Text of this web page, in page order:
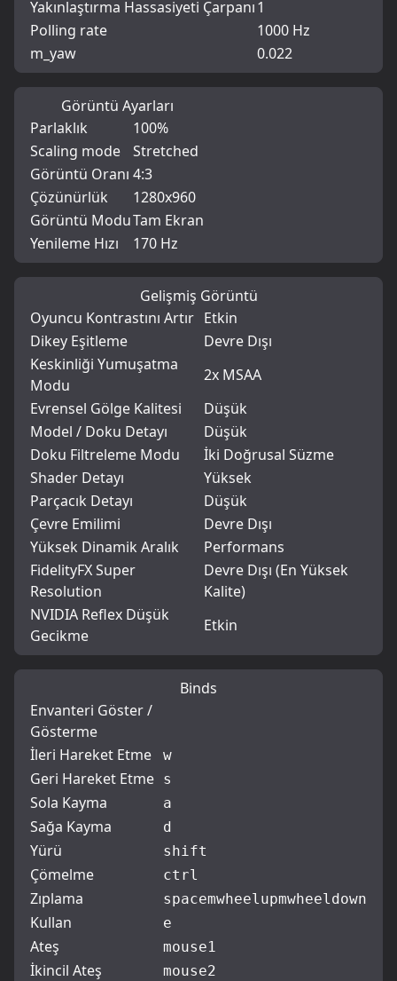
Yakınlaştırma Hassasiyeti Çarpanı1
Polling rate
1000 Hz
m_yaw
0.022
Görüntü Ayarları
Parlaklık
100%
Scaling mode
Stretched
Görüntü Oranı 4:3
Çözünürlük
1280x960
Görüntü ModuTam Ekran
Yenileme Hızı
170 Hz
Gelişmiş Görüntü
Oyuncu Kontrastını Artır Etkin
Dikey Eşitleme
Devre Dışı
Keskinliği Yumuşatma
Modu
2x MSAA
Evrensel Gölge Kalitesi
Düşük
Model / Doku Detayı
Düşük
Doku Filtreleme Modu
İki Doğrusal Süzme
Shader Detayı
Yüksek
Parçacık Detayı
Düşük
Çevre Emilimi
Devre Dışı
Yüksek Dinamik Aralık
Performans
FidelityFX Super
Resolution
Devre Dışı (En Yüksek
Kalite)
NVIDIA Reflex Düşük
Gecikme
Etkin
Binds
Envanteri Göster /
Gösterme
İleri Hareket Etme
w
Geri Hareket Etme s
Sola Kayma a
Sağa Kayma d
Yürü shift
Çömelme ctrl
Zıplama spacemwheelupmwheeldown
Kullan e
Ateş mouse1
İkincil Ateş mouse2